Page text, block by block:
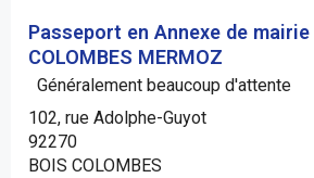
Passeport en Annexe de mairie
COLOMBES MERMOZ
Généralement beaucoup d'attente
102, rue Adolphe-Guyot
92270
BOIS COLOMBES